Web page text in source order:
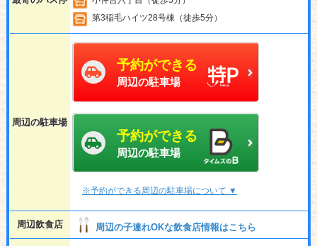
第3稲毛ハイツ28号棟（徒歩5分）
周辺の駐車場
予約ができる
周辺の駐車場
予約ができる
周辺の駐車場
※予約ができる周辺の駐車場について ▼
周辺飲食店 周辺の子連れOKな飲食店情報はこちら